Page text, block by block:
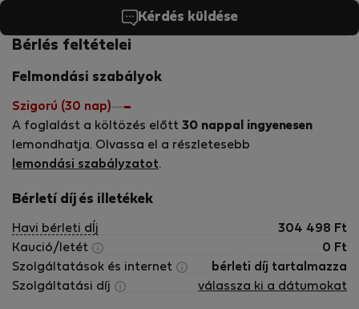
Kérdés küldése
Bérlés feltételei
Felmondási szabályok
Szigorú (30 nap)
A foglalást a költözés előtt 30 nappal ingyenesen
lemondhatja. Olvassa el a részletesebb
lemondási szabályzatot.
Bérletí díj és illetékek
Havi bérleti dÍj 304 498 Ft
Kaució/letét
0 Ft
Szolgáltatások és internet
bérleti díj tartalmazza
Szolgáltatási díj
válassza ki a dátumokat